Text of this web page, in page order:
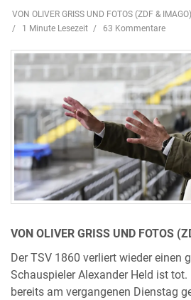
VON OLIVER GRISS UND FOTOS (ZDF & IMAGO)
1 Minute Lesezeit
63 Kommentare
VON OLIVER GRISS UND FOTOS
Der TSV 1860 verliert wieder einen
Schauspieler Alexander Held ist tot.
bereits am vergangenen Dienstag